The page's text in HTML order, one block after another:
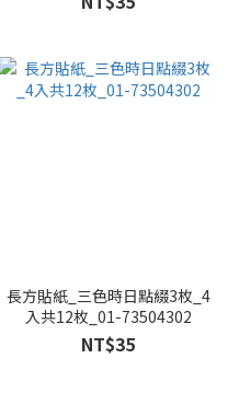
長方貼紙_三色時日點綴3枚_4
入共12枚_01-73504302
NT$35